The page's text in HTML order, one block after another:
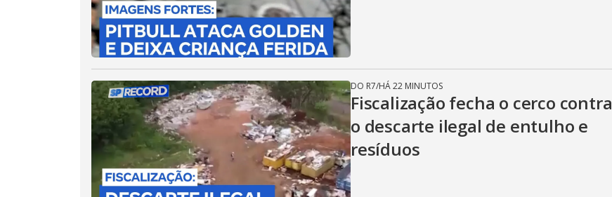
DO R7/HÁ 22 MINUTOS
Fiscalização fecha o cerco contra
o descarte ilegal de entulho e
resíduos